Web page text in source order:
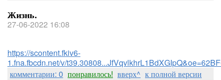
Жизнь.
27-06-2022 16:08
https://scontent.fkiv6-
1.fna.fbcdn.net/v/
комментарии: 0 понравилось! вверх^ к полной версии